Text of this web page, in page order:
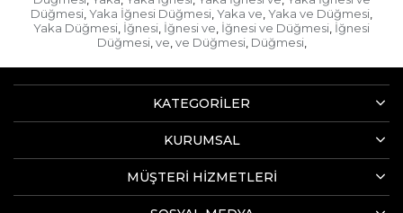
Düğmesi, Yaka İğnesi Düğmesi, Yaka ve, Yaka ve Düğmesi,
Yaka Düğmesi, İğnesi, İğnesi ve, İğnesi ve Düğmesi, İğnesi
Düğmesi, ve, ve Düğmesi, Düğmesi,
KATEGORİLER
KURUMSAL
MÜŞTERİ HİZMETLERİ